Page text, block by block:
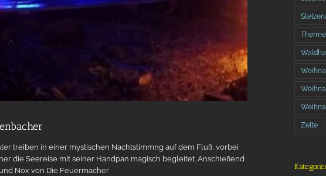
treiben in einer mystischen Nachtstimmng auf dem Fluß, vorbei
die Seereise mit seiner Handpan magisch begleitet. Anschießend
Nox von Die Feuermacher
Zelte